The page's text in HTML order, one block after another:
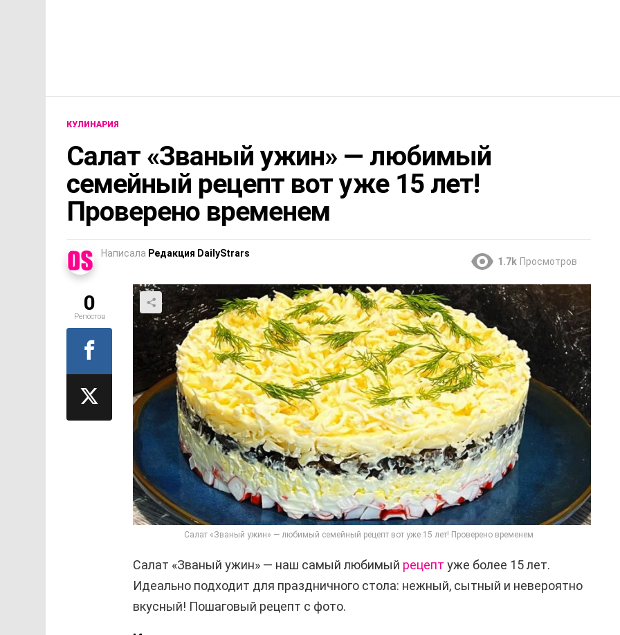
КУЛИНАРИЯ
Салат «Званый ужин» — любимый
семейный рецепт вот уже 15 лет!
Проверено временем
Написала Редакция DailyStrars
1.7k Просмотров
Салат «Званый ужин» — любимый семейный рецепт вот уже 15 лет! Проверено временем
Салат «Званый ужин» — наш самый любимый рецепт уже более 15 лет.
Идеально подходит для праздничного стола: нежный, сытный и невероятно
вкусный! Пошаговый рецепт с фото.
0
Репостов